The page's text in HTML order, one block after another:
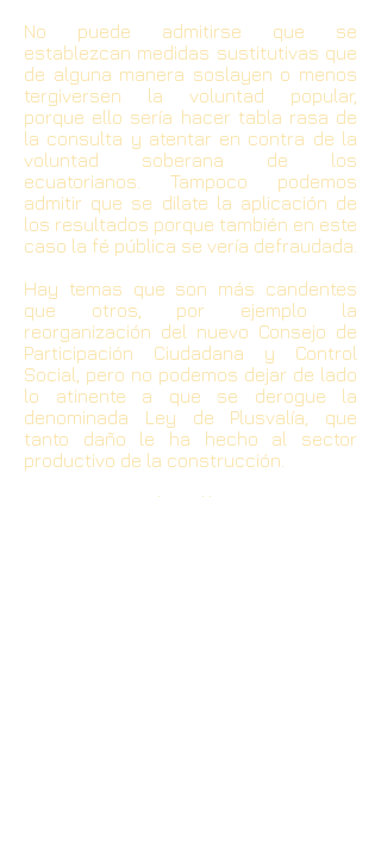
No puede admitirse que se
establezcan medidas sustitutivas que
de alguna manera soslayen o menos
tergiversen la voluntad popular,
porque ello sería hacer tabla rasa de
la consulta y atentar en contra de la
voluntad soberana de los
ecuatorianos. Tampoco podemos
admitir que se dilate la aplicación de
los resultados porque también en este
caso la fé pública se vería defraudada.
Hay temas que son más candentes
que otros, por ejemplo la
reorganización del nuevo Consejo de
Participación Ciudadana y Control
Social, pero no podemos dejar de lado
lo atinente a que se derogue la
denominada Ley de Plusvalía, que
tanto daño le ha hecho al sector
productivo de la construcción.
Sentimos que las dilaciones atentan